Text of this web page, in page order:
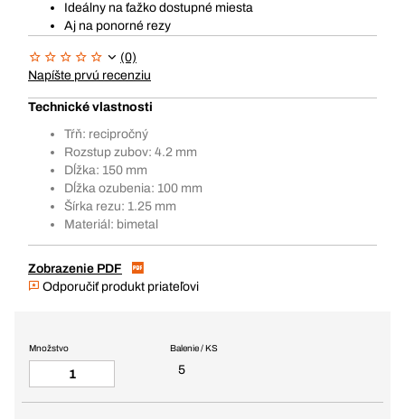
Ideálny na ťažko dostupné miesta
Aj na ponorné rezy
(0)
Napíšte prvú recenziu
Technické vlastnosti
Tŕň: recipročný
Rozstup zubov: 4.2 mm
Dĺžka: 150 mm
Dĺžka ozubenia: 100 mm
Šírka rezu: 1.25 mm
Materiál: bimetal
Zobrazenie PDF
Odporučiť produkt priateľovi
Balenie / KS
5
Množstvo